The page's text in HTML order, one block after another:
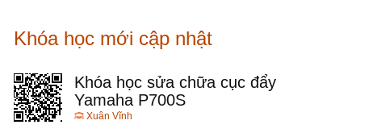
Khóa học mới cập nhật
Khóa học sửa chữa cục đẩy
Yamaha P700S
Xuân Vĩnh